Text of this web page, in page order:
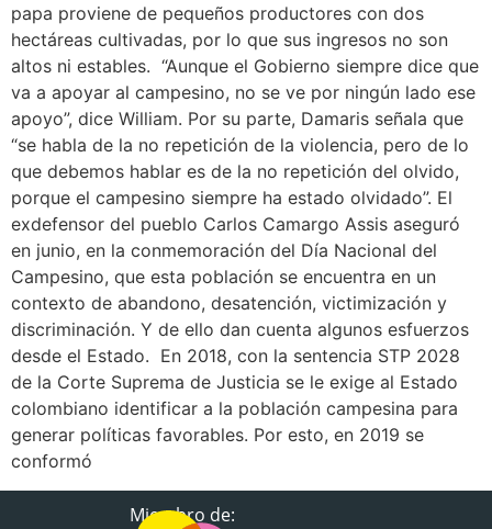
papa proviene de pequeños productores con dos
hectáreas cultivadas, por lo que sus ingresos no son
altos ni estables. “Aunque el Gobierno siempre dice que
va a apoyar al campesino, no se ve por ningún lado ese
apoyo”, dice William. Por su parte, Damaris señala que
“se habla de la no repetición de la violencia, pero de lo
que debemos hablar es de la no repetición del olvido,
porque el campesino siempre ha estado olvidado”. El
exdefensor del pueblo Carlos Camargo Assis aseguró
en junio, en la conmemoración del Día Nacional del
Campesino, que esta población se encuentra en un
contexto de abandono, desatención, victimización y
discriminación. Y de ello dan cuenta algunos esfuerzos
desde el Estado. En 2018, con la sentencia STP 2028
de la Corte Suprema de Justicia se le exige al Estado
colombiano identificar a la población campesina para
generar políticas favorables. Por esto, en 2019 se
conformó
Miembro de: